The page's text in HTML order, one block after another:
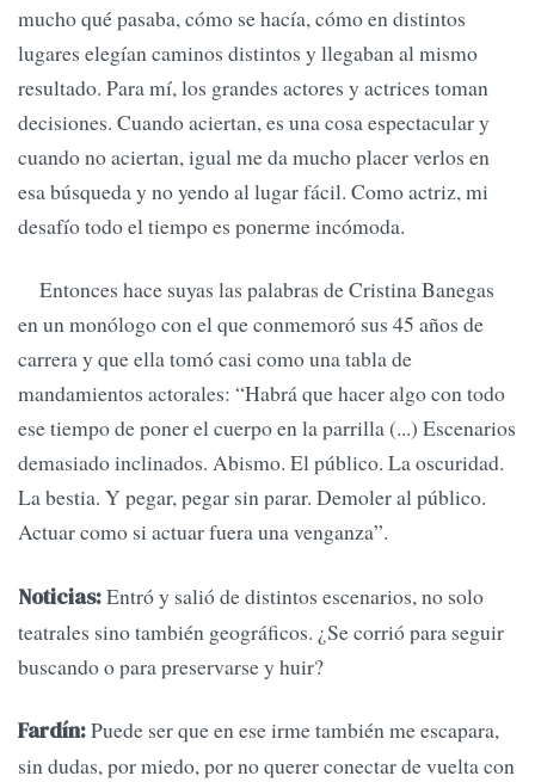
mucho qué pasaba, cómo se hacía, cómo en distintos
lugares elegían caminos distintos y llegaban al mismo
resultado. Para mí, los grandes actores y actrices toman
decisiones. Cuando aciertan, es una cosa espectacular y
cuando no aciertan, igual me da mucho placer verlos en
esa búsqueda y no yendo al lugar fácil. Como actriz, mi
desafío todo el tiempo es ponerme incómoda.
Entonces hace suyas las palabras de Cristina Banegas
en un monólogo con el que conmemoró sus 45 años de
carrera y que ella tomó casi como una tabla de
mandamientos actorales: “Habrá que hacer algo con todo
ese tiempo de poner el cuerpo en la parrilla (...) Escenarios
demasiado inclinados. Abismo. El público. La oscuridad.
La bestia. Y pegar, pegar sin parar. Demoler al público.
Actuar como si actuar fuera una venganza”.
Noticias:Entró y salió de distintos escenarios, no solo
teatrales sino también geográficos. ¿Se corrió para seguir
buscando o para preservarse y huir?
Fardín:Puede ser que en ese irme también me escapara,
sin dudas, por miedo, por no querer conectar de vuelta con